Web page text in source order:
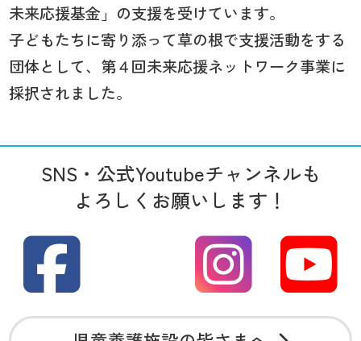
未来応援基金」の支援を受けています。
子どもたちに寄り添って草の根で支援活動をする
団体として、第４回未来応援ネットワーク事業に
採択されました。
SNS・公式Youtubeチャンネルも
よろしくお願いします！